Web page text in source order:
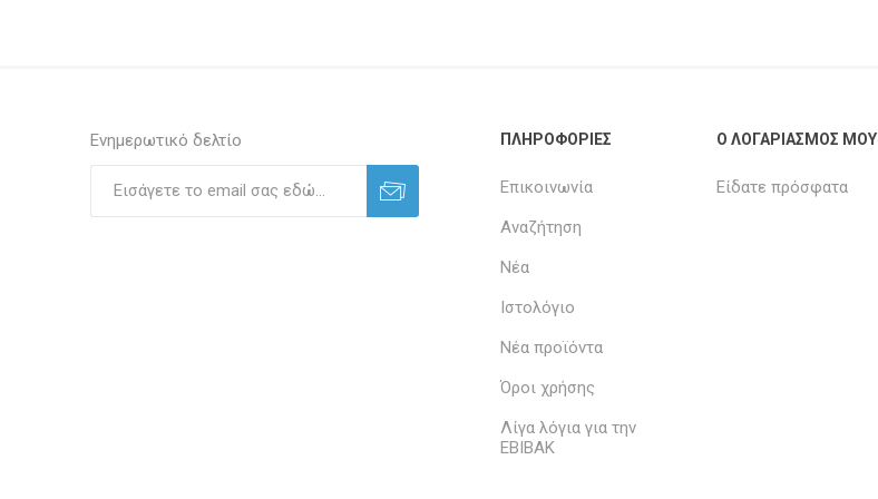
Ενημερωτικό δελτίο ΠΛΗΡΟΦΟΡΊΕΣ
Επικοινωνία
Αναζήτηση
Νέα
Ιστολόγιο
Νέα προϊόντα
Όροι χρήσης
Λίγα λόγια για την
ΕΒΙΒΑΚ
Ο ΛΟΓΑΡΙΑΣΜΌΣ ΜΟΥ
Είδατε πρόσφατα